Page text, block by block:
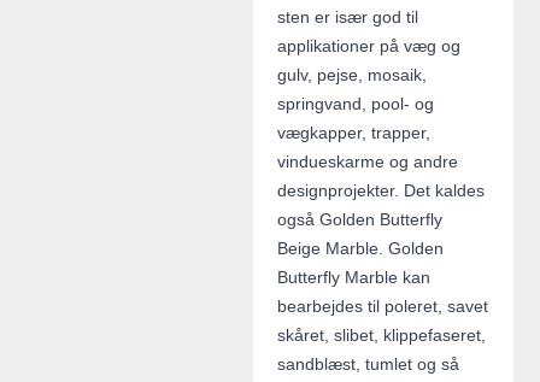
sten er især god til
applikationer på væg og
gulv, pejse, mosaik,
springvand, pool- og
vægkapper, trapper,
vindueskarme og andre
designprojekter. Det kaldes
også Golden Butterfly
Beige Marble. Golden
Butterfly Marble kan
bearbejdes til poleret, savet
skåret, slibet, klippefaseret,
sandblæst, tumlet og så